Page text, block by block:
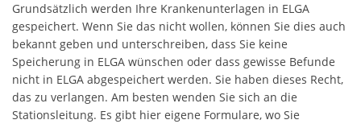
Grundsätzlich werden Ihre Krankenunterlagen in ELGA
gespeichert. Wenn Sie das nicht wollen, können Sie dies auch
bekannt geben und unterschreiben, dass Sie keine
Speicherung in ELGA wünschen oder dass gewisse Befunde
nicht in ELGA abgespeichert werden. Sie haben dieses Recht,
das zu verlangen. Am besten wenden Sie sich an die
Stationsleitung. Es gibt hier eigene Formulare, wo Sie